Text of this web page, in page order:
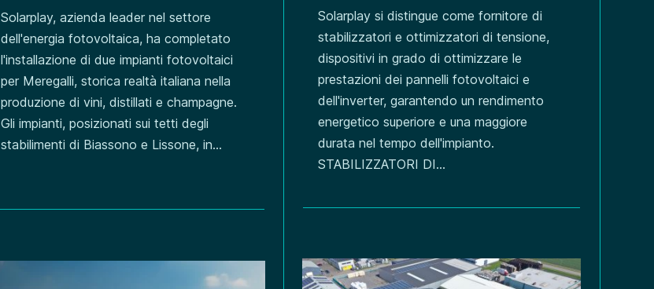
Solarplay, azienda leader nel settore
dell'energia fotovoltaica, ha completato
l'installazione di due impianti fotovoltaici
per Meregalli, storica realtà italiana nella
produzione di vini, distillati e champagne.
Gli impianti, posizionati sui tetti degli
stabilimenti di Biassono e Lissone, in...
Solarplay si distingue come fornitore di
stabilizzatori e ottimizzatori di tensione,
dispositivi in grado di ottimizzare le
prestazioni dei pannelli fotovoltaici e
dell'inverter, garantendo un rendimento
energetico superiore e una maggiore
durata nel tempo dell'impianto.
STABILIZZATORI DI...